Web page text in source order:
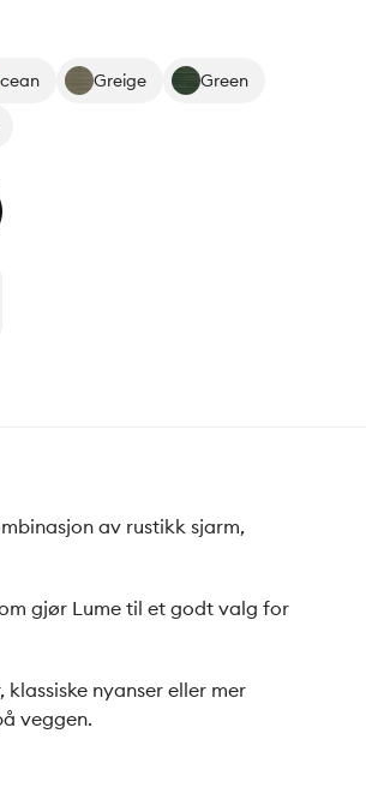
Greige Green
av rustikk sjarm,
gjør Lume til et godt valg for
nyanser eller mer
veggen.